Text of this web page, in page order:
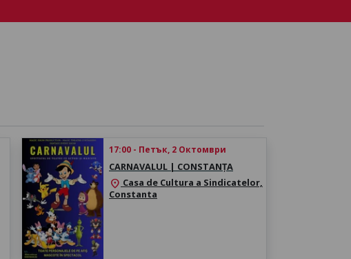
17:00 - Петък, 2 Октомври
CARNAVALUL | CONSTANȚA
location_on Casa de Cultura a Sindicatelor,
Constanta